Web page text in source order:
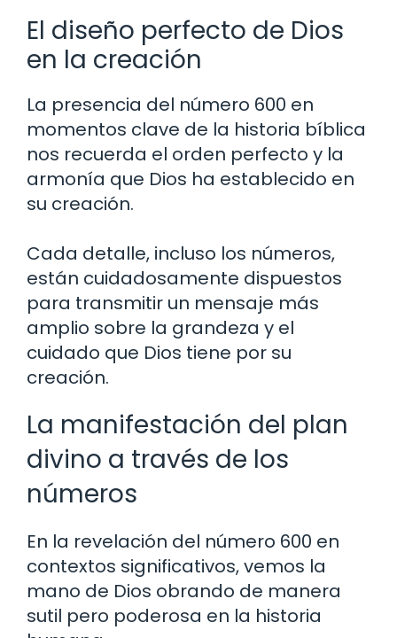
El diseño perfecto de Dios
en la creación
La presencia del número 600 en
momentos clave de la historia bíblica
nos recuerda el orden perfecto y la
armonía que Dios ha establecido en
su creación.
Cada detalle, incluso los números,
están cuidadosamente dispuestos
para transmitir un mensaje más
amplio sobre la grandeza y el
cuidado que Dios tiene por su
creación.
La manifestación del plan
divino a través de los
números
En la revelación del número 600 en
contextos significativos, vemos la
mano de Dios obrando de manera
sutil pero poderosa en la historia